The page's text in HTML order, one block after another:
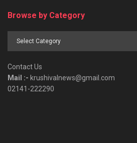
Browse by Category
Browse
Contact Us
Mail :- krushivalnews@gmail.com
02141-222290